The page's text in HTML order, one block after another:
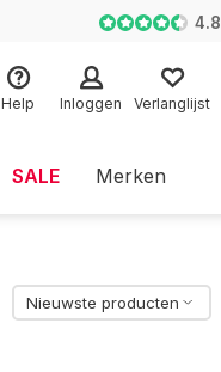
4.8
Help Inloggen Verlanglijst
SALE Merken